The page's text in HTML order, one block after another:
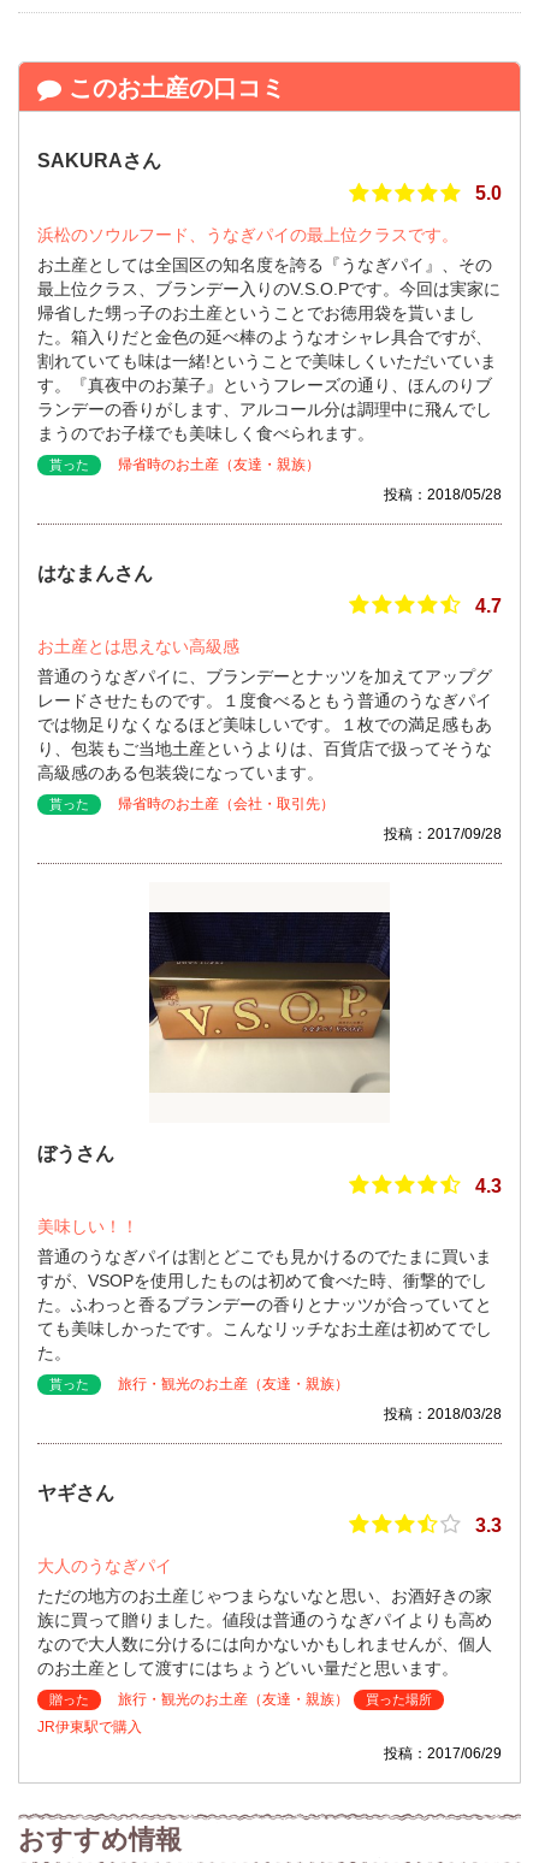
このお土産の口コミ
SAKURAさん
5.0
浜松のソウルフード、うなぎパイの最上位クラスです。
お土産としては全国区の知名度を誇る『うなぎパイ』、その
最上位クラス、ブランデー入りのV.S.O.Pです。今回は実家に
帰省した甥っ子のお土産ということでお徳用袋を貰いまし
た。箱入りだと金色の延べ棒のようなオシャレ具合ですが、
割れていても味は一緒!ということで美味しくいただいていま
す。『真夜中のお菓子』というフレーズの通り、ほんのりブ
ランデーの香りがします、アルコール分は調理中に飛んでし
まうのでお子様でも美味しく食べられます。
貰った
帰省時のお土産（友達・親族）
投稿：2018/05/28
はなまんさん
4.7
お土産とは思えない高級感
普通のうなぎパイに、ブランデーとナッツを加えてアップグ
レードさせたものです。１度食べるともう普通のうなぎパイ
では物足りなくなるほど美味しいです。１枚での満足感もあ
り、包装もご当地土産というよりは、百貨店で扱ってそうな
高級感のある包装袋になっています。
貰った
帰省時のお土産（会社・取引先）
投稿：2017/09/28
ぼうさん
4.3
美味しい！！
普通のうなぎパイは割とどこでも見かけるのでたまに買いま
すが、VSOPを使用したものは初めて食べた時、衝撃的でし
た。ふわっと香るブランデーの香りとナッツが合っていてと
ても美味しかったです。こんなリッチなお土産は初めてでし
た。
貰った
旅行・観光のお土産（友達・親族）
投稿：2018/03/28
ヤギさん
3.3
大人のうなぎパイ
ただの地方のお土産じゃつまらないなと思い、お酒好きの家
族に買って贈りました。値段は普通のうなぎパイよりも高め
なので大人数に分けるには向かないかもしれませんが、個人
のお土産として渡すにはちょうどいい量だと思います。
贈った 旅行・観光のお土産（友達・親族） 買った場所
JR伊東駅で購入
投稿：2017/06/29
おすすめ情報